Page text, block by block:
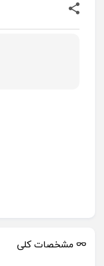
مشخصات کلی